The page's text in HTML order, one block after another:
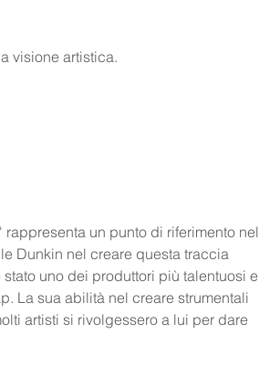
visione artistica.
un punto di riferimento nel
Dunkin nel creare questa traccia
uno dei produttori più talentuosi e
La sua abilità nel creare strumentali
artisti si rivolgessero a lui per dare